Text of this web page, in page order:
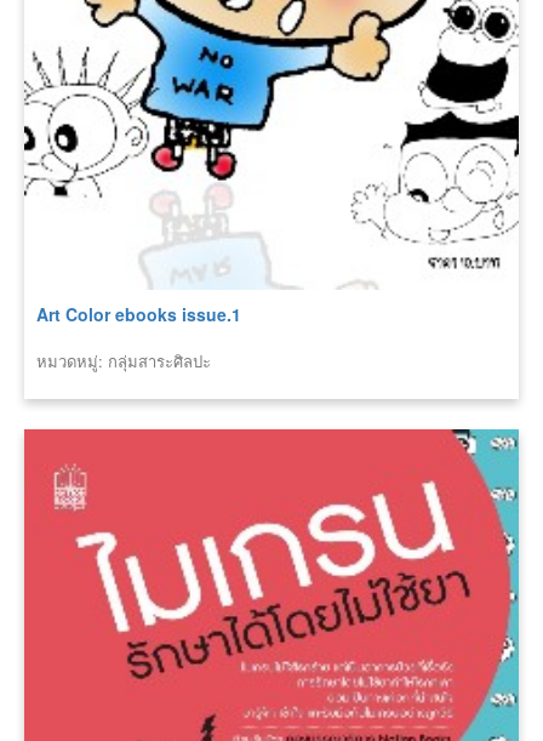
Art Color ebooks issue.1
หมวดหมู่: กลุ่มสาระศิลปะ